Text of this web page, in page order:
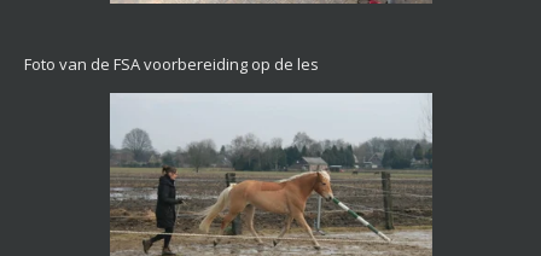
Foto van de FSA voorbereiding op de les